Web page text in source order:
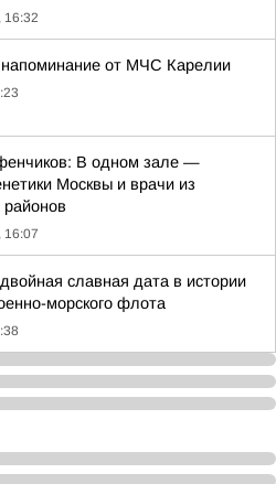
16:32
напоминание от МЧС Карелии
В одном зале —
Москвы и врачи из
районов
16:07
славная дата в истории
морского флота